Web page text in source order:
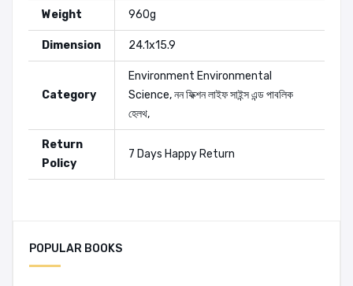
Weight 960g
Dimension 24.1x15.9
Category
Environment Environmental
Science,নন ফিক্শনলাইফ সাইন্স এন্ড পাবলিক
হেলথ,
Return
Policy
7 Days Happy Return
Mustafa Alam
POPULAR BOOKS